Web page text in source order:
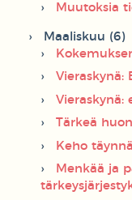
Muutoksia
Maaliskuu (6)
Vieraskynä:
Vieraskynä:
Tärkeä
Keho
Menkää ja